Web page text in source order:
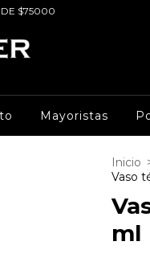
DE $75000
Mayoristas
Inicio
Vaso
ml